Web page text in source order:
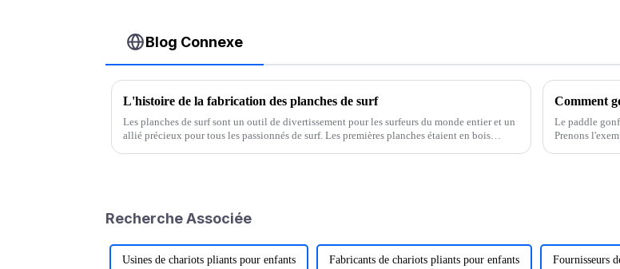
Blog Connexe
L'histoire de la fabrication des planches de surf
Les planches de surf sont un outil de divertissement pour les surfeurs du monde entier et un
allié précieux pour tous les passionnés de surf. Les premières planches étaient en bois
Comment
Le paddle
Prenons
Recherche Associée
Usines de chariots pliants pour enfants Fabricants de chariots pliants pour enfants Fournisseurs